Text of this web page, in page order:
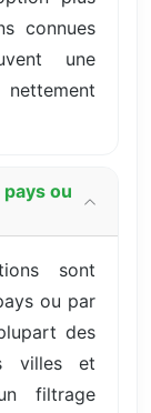
connues
une
ou
sont
ou par
des
villes et
filtrage